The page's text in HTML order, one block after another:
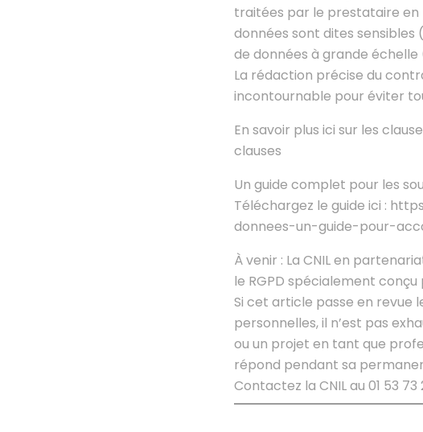
traitées par le prestataire en
données sont dites sensibles
de données à grande
La rédaction précise du
incontournable pour éviter
En savoir plus ici sur les
clauses
Un guide complet pour les
Téléchargez le guide ici :
donnees-un-guide-pour-
À venir : La CNIL en
le RGPD spécialement conçu
Si cet article passe en revue
personnelles, il n’est pas
ou un projet en tant que
répond pendant sa
Contactez la CNIL au 01 53